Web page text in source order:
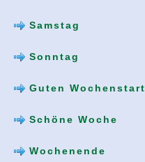
Samstag
Sonntag
Guten Wochenstart
Schöne Woche
Wochenende